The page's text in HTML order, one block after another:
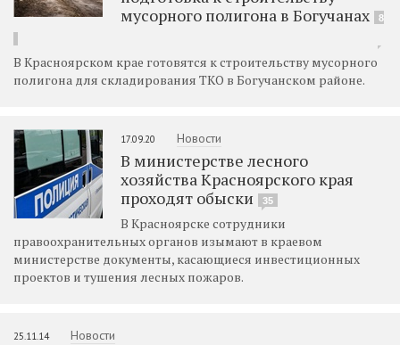
мусорного полигона в Богучанах
8
В Красноярском крае готовятся к строительству мусорного
полигона для складирования ТКО в Богучанском районе.
17.09.20 Новости
В министерстве лесного
хозяйства Красноярского края
проходят обыски
35
В Красноярске сотрудники
правоохранительных органов изымают в краевом
министерстве документы, касающиеся инвестиционных
проектов и тушения лесных пожаров.
25.11.14 Новости